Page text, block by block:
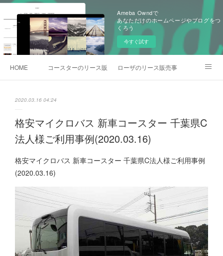
Ameba Owndで
あなただけのホームページやブログをつ
くろう
今すぐ試す
HOME コースターのリース販売事例ローザのリース販売事例
2020.03.16 04:24
格安マイクロバス 新車コースター 千葉県C
法人様ご利用事例(2020.03.16)
格安マイクロバス 新車コースター 千葉県C法人様ご利用事例
(2020.03.16)